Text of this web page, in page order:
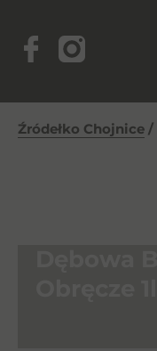
Źródełko Chojnice /